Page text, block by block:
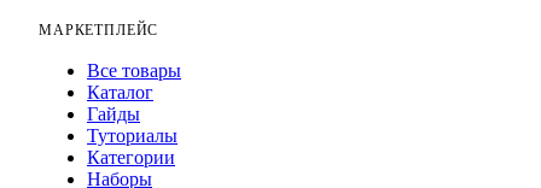
МАРКЕТПЛЕЙС
Все товары
Каталог
Гайды
Туториалы
Категории
Наборы